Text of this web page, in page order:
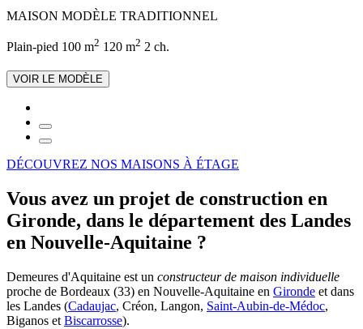
MAISON MODÈLE TRADITIONNEL
Plain-pied 100 m2 120 m2 2 ch.
VOIR LE MODÈLE
DÉCOUVREZ NOS MAISONS À ÉTAGE
Vous avez un projet de construction en
Gironde, dans le département des Landes
en Nouvelle-Aquitaine ?
Demeures d'Aquitaine est un constructeur de maison individuelle
proche de Bordeaux (33) en Nouvelle-Aquitaine en Gironde et dans
les Landes (Cadaujac, Créon, Langon, Saint-Aubin-de-Médoc,
Biganos et Biscarrosse).